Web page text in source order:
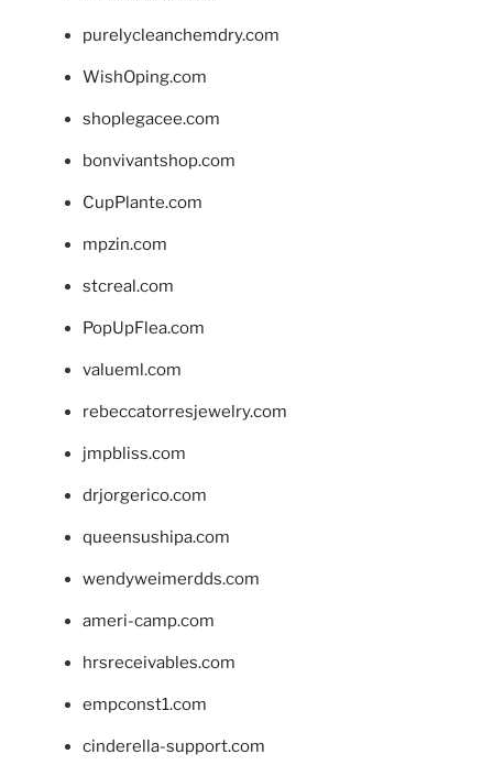
purelycleanchemdry.com
WishOping.com
shoplegacee.com
bonvivantshop.com
CupPlante.com
mpzin.com
stcreal.com
PopUpFlea.com
valueml.com
rebeccatorresjewelry.com
jmpbliss.com
drjorgerico.com
queensushipa.com
wendyweimerdds.com
ameri-camp.com
hrsreceivables.com
empconst1.com
cinderella-support.com